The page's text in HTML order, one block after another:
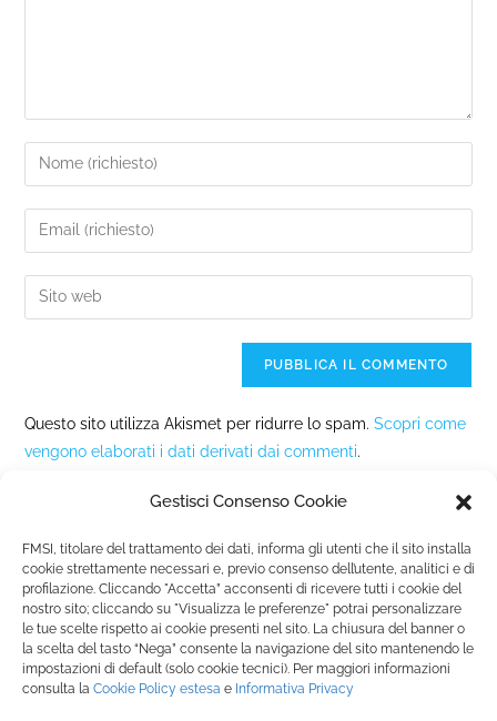
Gestisci Consenso Cookie
FMSI, titolare del trattamento dei dati, informa gli utenti che il sito installa
cookie strettamente necessari e, previo consenso dell’utente, analitici e di
profilazione. Cliccando "Accetta” acconsenti di ricevere tutti i cookie del
nostro sito; cliccando su "Visualizza le preferenze" potrai personalizzare
le tue scelte rispetto ai cookie presenti nel sito. La chiusura del banner o
la scelta del tasto “Nega” consente la navigazione del sito mantenendo le
impostazioni di default (solo cookie tecnici). Per maggiori informazioni
consulta la Cookie Policy estesa e Informativa Privacy
Questo sito utilizza Akismet per ridurre lo spam.Scopri come
vengono elaborati i dati derivati dai commenti.
Fondazione Marista per la Solidarietà Internazionale ETS
P.le M. Champagnat, 2 00144 Roma, Italia
Tel.: +39 06 54 5171 | Fax: +39 06 54 517 500